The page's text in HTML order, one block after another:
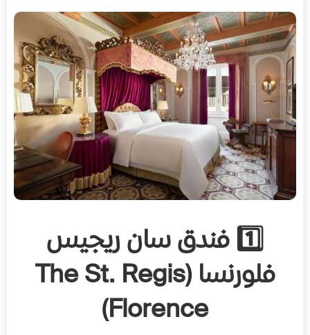
1️⃣ فندق سان ريجيس
فلورنسا (The St. Regis
Florence)